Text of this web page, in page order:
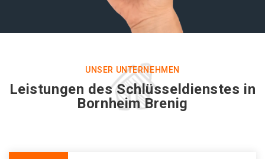
UNSER UNTERNEHMEN
Leistungen des Schlüsseldienstes in
Bornheim Brenig